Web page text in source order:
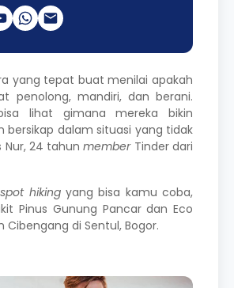
yang tepat buat menilai apakah
penolong, mandiri, dan berani.
lihat gimana mereka bikin
bersikap dalam situasi yang tidak
Nur, 24 tahunmemberTinder dari
spot hikingyang bisa kamu coba,
Pinus Gunung Pancar dan Eco
Cibengang di Sentul, Bogor.